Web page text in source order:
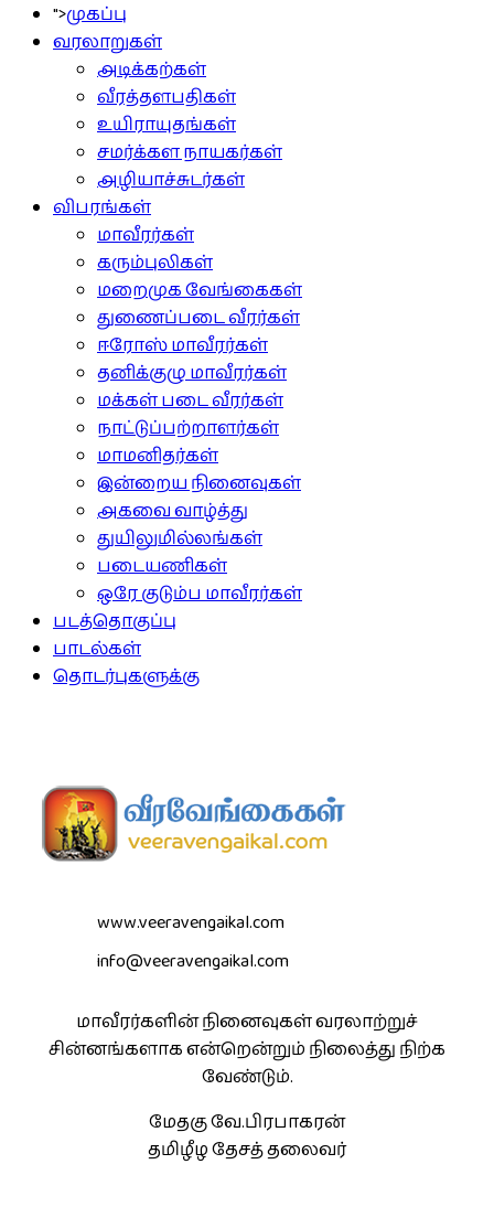
">முகப்பு
வரலாறுகள்
அடிக்கற்கள்
வீரத்தளபதிகள்
உயிராயுதங்கள்
சமர்க்கள நாயகர்கள்
அழியாச்சுடர்கள்
விபரங்கள்
மாவீரர்கள்
கரும்புலிகள்
மறைமுக வேங்கைகள்
துணைப்படை வீரர்கள்
ஈரோஸ் மாவீரர்கள்
தனிக்குழு மாவீரர்கள்
மக்கள் படை வீரர்கள்
நாட்டுப்பற்றாளர்கள்
மாமனிதர்கள்
இன்றைய நினைவுகள்
அகவை வாழ்த்து
துயிலுமில்லங்கள்
படையணிகள்
ஒரே குடும்ப மாவீரர்கள்
படத்தொகுப்பு
பாடல்கள்
தொடர்புகளுக்கு
www.veeravengaikal.com
info@veeravengaikal.com
மாவீரர்களின் நினைவுகள் வரலாற்றுச்
சின்னங்களாக என்றென்றும் நிலைத்து நிற்க
வேண்டும்.
மேதகு வே.பிரபாகரன்
தமிழீழ தேசத் தலைவர்